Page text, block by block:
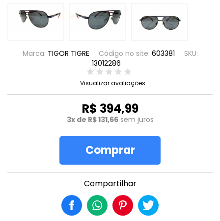
Marca: TIGOR TIGRE Código no site: 603381
SKU:
13012286
Visualizar avaliações
R$ 394,99
3x de R$ 131,66 sem juros
Comprar
Compartilhar